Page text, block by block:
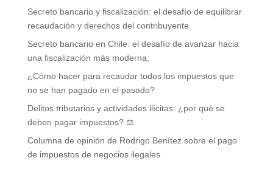
Secreto bancario y fiscalización: el desafío de equilibrar
recaudación y derechos del contribuyente.
Secreto bancario en Chile: el desafío de avanzar hacia
una fiscalización más moderna.
¿Cómo hacer para recaudar todos los impuestos que
no se han pagado en el pasado?
Delitos tributarios y actividades ilícitas: ¿por qué se
deben pagar impuestos? ⚖️
Columna de opinión de Rodrigo Benítez sobre el pago
de impuestos de negocios ilegales